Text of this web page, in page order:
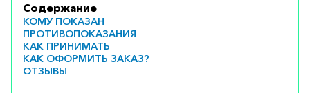
Содержание
КОМУ ПОКАЗАН
ПРОТИВОПОКАЗАНИЯ
КАК ПРИНИМАТЬ
КАК ОФОРМИТЬ ЗАКАЗ?
ОТЗЫВЫ